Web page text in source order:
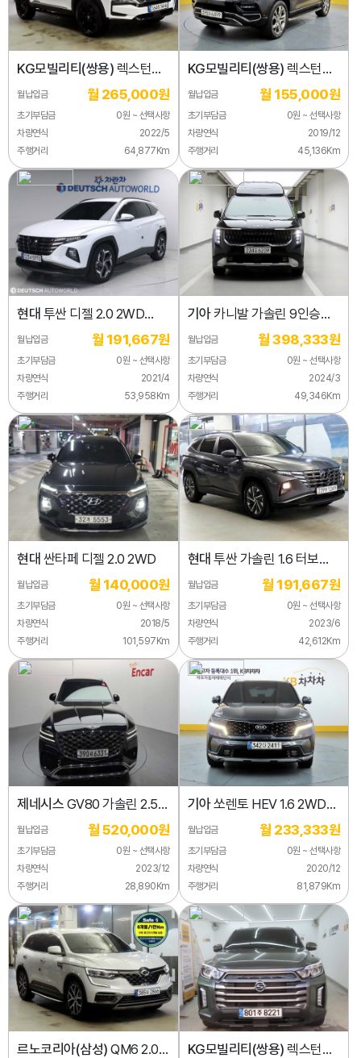
KG모빌리티(쌍용) 렉스턴
디젤 2.2 4WD 더 블랙
월납입금 월 265,000원
초기부담금
0원 ~ 선택사항
차량연식
2022/5
주행거리
64,877Km
KG모빌리티(쌍용) 렉스턴
디젤 2.2 4WD
월납입금 월 155,000원
초기부담금
0원 ~ 선택사항
차량연식
2019/12
주행거리
45,136Km
현대 투싼 디젤 2.0 2WD
인스퍼레이션
월납입금 월 191,667원
초기부담금
0원 ~ 선택사항
차량연식
2021/4
주행거리
53,958Km
기아카니발 가솔린 9인승
하이리무진 시그니처
월납입금 월 398,333원
초기부담금
0원 ~ 선택사항
차량연식
2024/3
주행거리
49,346Km
현대 싼타페 디젤 2.0 2WD
월납입금 월 140,000원
초기부담금
0원 ~ 선택사항
차량연식
2018/5
주행거리
101,597Km
현대 투싼 가솔린 1.6 터보
2WD 프리미엄
월납입금 월 191,667원
초기부담금
0원 ~ 선택사항
차량연식
2023/6
주행거리
42,612Km
제네시스 GV80 가솔린 2.5T
AWD
월납입금 월 520,000원
초기부담금
0원 ~ 선택사항
차량연식
2023/12
주행거리
28,890Km
기아쏘렌토 HEV 1.6 2WD
시그니처
월납입금 월 233,333원
초기부담금
0원 ~ 선택사항
차량연식
2020/12
주행거리
81,879Km
르노코리아(삼성) QM6 2.0
KG모빌리티(쌍용) 렉스턴